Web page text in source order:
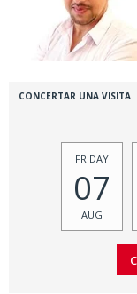
CONCERTAR UNA VISITA
FRIDAY
07
AUG